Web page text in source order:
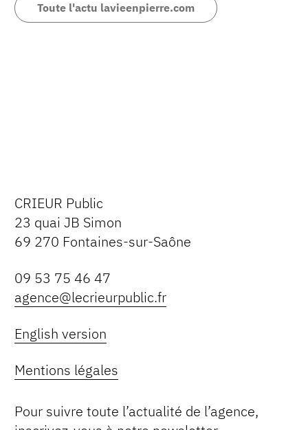
Toute l'actu lavieenpierre.com
CRIEUR Public
23 quai JB Simon
69 270 Fontaines-sur-Saône
09 53 75 46 47
agence@lecrieurpublic.fr
English version
Mentions légales
Pour suivre toute l’actualité de l’agence,